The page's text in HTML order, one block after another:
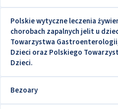
Polskie wytyczne leczenia
chorobach zapalnych jelit u
Towarzystwa
Dzieci oraz Polskiego
Dzieci.
Bezoary